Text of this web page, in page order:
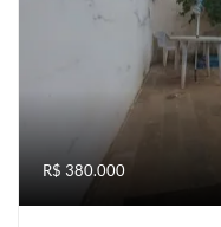
R$ 380.000